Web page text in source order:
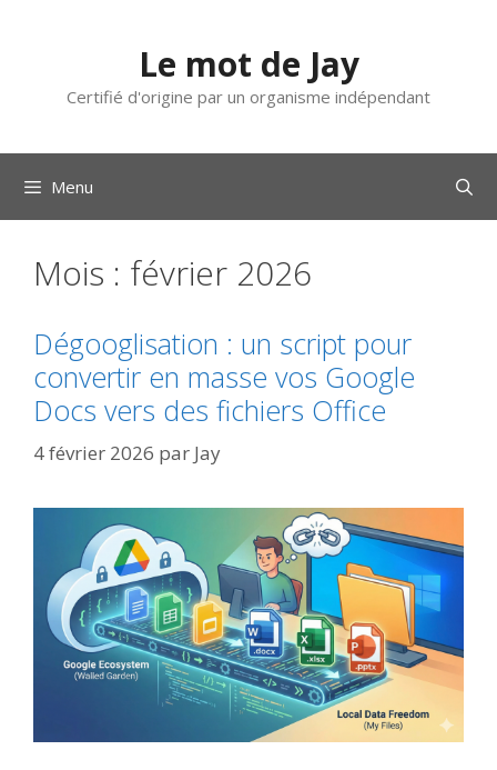
Le mot de Jay
Certifié d'origine par un organisme indépendant
Menu
Mois : février 2026
Dégooglisation : un script pour
convertir en masse vos Google
Docs vers des fichiers Office
4 février 2026 par Jay